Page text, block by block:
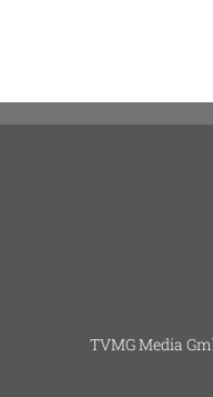
TVMG Media